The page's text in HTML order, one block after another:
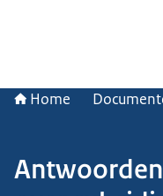
Home